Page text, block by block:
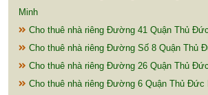
Minh
Cho thuê nhà riêng Đường 41 Quận Thủ
Cho thuê nhà riêng Đường Số 8 Quận Thủ
Cho thuê nhà riêng Đường 26 Quận Thủ
Cho thuê nhà riêng Đường 6 Quận Thủ Đức